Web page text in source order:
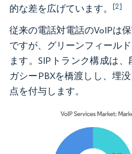
的な差を広げています。 [2]
従来の電話対電話のVoIPは
ですが、グリーンフィール
ます。SIPトランク構成は
ガシーPBXを橋渡しし、埋
点を付与します。